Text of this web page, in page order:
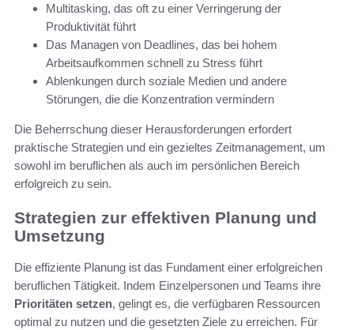
Multitasking, das oft zu einer Verringerung der
Produktivität führt
Das Managen von Deadlines, das bei hohem
Arbeitsaufkommen schnell zu Stress führt
Ablenkungen durch soziale Medien und andere
Störungen, die die Konzentration vermindern
Die Beherrschung dieser Herausforderungen erfordert
praktische Strategien und ein gezieltes Zeitmanagement, um
sowohl im beruflichen als auch im persönlichen Bereich
erfolgreich zu sein.
Strategien zur effektiven Planung und
Umsetzung
Die effiziente Planung ist das Fundament einer erfolgreichen
beruflichen Tätigkeit. Indem Einzelpersonen und Teams ihre
Prioritäten setzen, gelingt es, die verfügbaren Ressourcen
optimal zu nutzen und die gesetzten Ziele zu erreichen. Für